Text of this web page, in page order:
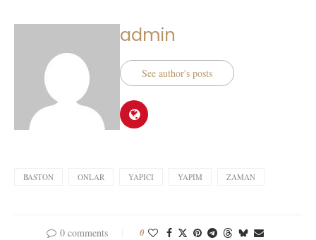
admin
See author's posts
BASTON ONLAR YAPICI YAPIM ZAMAN
0 comments 0